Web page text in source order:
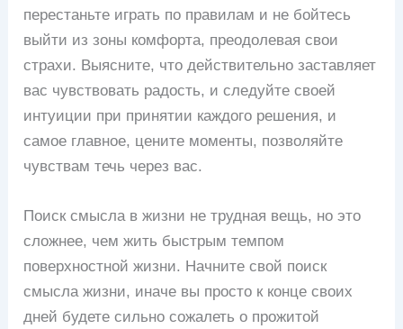
перестаньте играть по правилам и не бойтесь
выйти из зоны комфорта, преодолевая свои
страхи. Выясните, что действительно заставляет
вас чувствовать радость, и следуйте своей
интуиции при принятии каждого решения, и
самое главное, цените моменты, позволяйте
чувствам течь через вас.
Поиск смысла в жизни не трудная вещь, но это
сложнее, чем жить быстрым темпом
поверхностной жизни. Начните свой поиск
смысла жизни, иначе вы просто к конце своих
дней будете сильно сожалеть о прожитой